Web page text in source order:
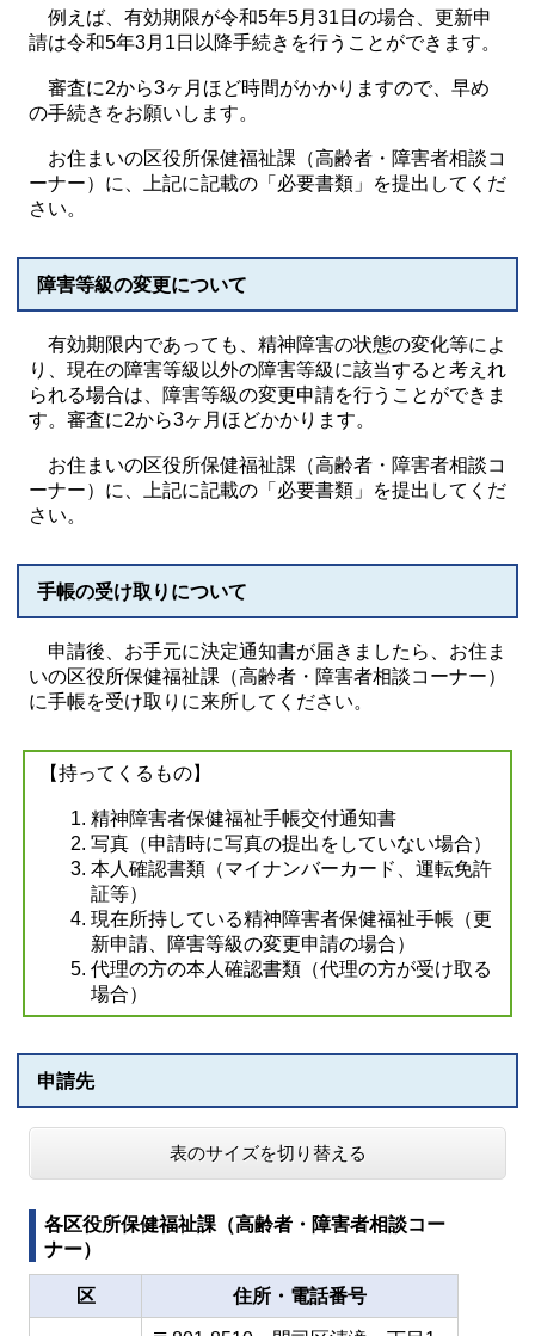
例えば、有効期限が令和5年5月31日の場合、更新申
請は令和5年3月1日以降手続きを行うことができます。
審査に2から3ヶ月ほど時間がかかりますので、早め
の手続きをお願いします。
お住まいの区役所保健福祉課（高齢者・障害者相談コ
ーナー）に、上記に記載の「必要書類」を提出してくだ
さい。
障害等級の変更について
有効期限内であっても、精神障害の状態の変化等によ
り、現在の障害等級以外の障害等級に該当すると考えれ
られる場合は、障害等級の変更申請を行うことができま
す。審査に2から3ヶ月ほどかかります。
お住まいの区役所保健福祉課（高齢者・障害者相談コ
ーナー）に、上記に記載の「必要書類」を提出してくだ
さい。
手帳の受け取りについて
申請後、お手元に決定通知書が届きましたら、お住ま
いの区役所保健福祉課（高齢者・障害者相談コーナー）
に手帳を受け取りに来所してください。
【持ってくるもの】
精神障害者保健福祉手帳交付通知書
写真（申請時に写真の提出をしていない場合）
本人確認書類（マイナンバーカード、運転免許
証等）
現在所持している精神障害者保健福祉手帳（更
新申請、障害等級の変更申請の場合）
代理の方の本人確認書類（代理の方が受け取る
場合）
申請先
表のサイズを切り替える
各区役所保健福祉課（高齢者・障害者相談コー
ナー）
区 住所・電話番号